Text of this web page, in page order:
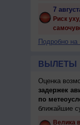
7
Риск
Подробно на
ВЫЛЕТЫ
Оценка
задержек
по
ближайшие
Велика